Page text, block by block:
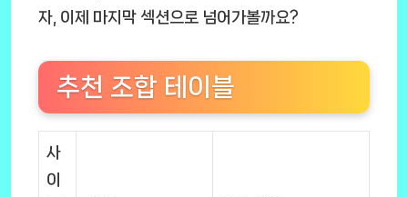
자, 이제 마지막 섹션으로 넘어가볼까요?
추천 조합 테이블
사
이